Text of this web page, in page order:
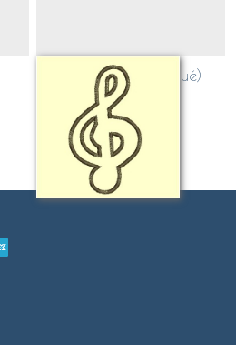
Clé de sol (appliqué)
Sur demande